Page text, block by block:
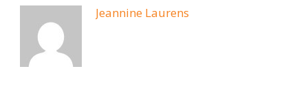
Jeannine Laurens